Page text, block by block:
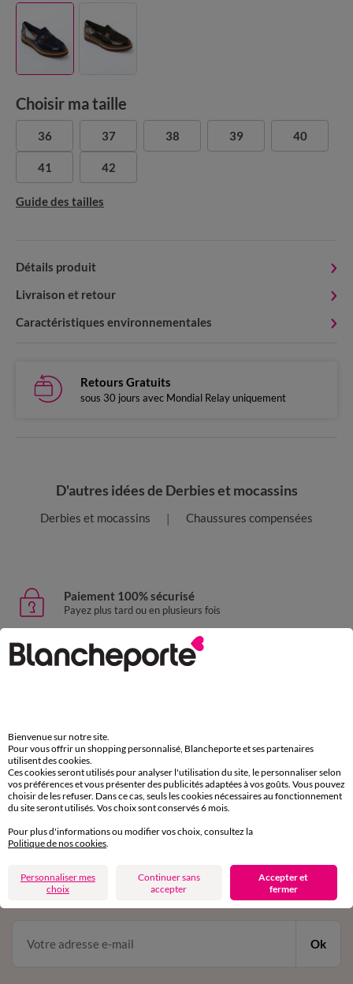
Choisir ma taille
36 37 38 39 40
41 42
Guide des tailles
Détails produit
Livraison et retour
Caractéristiques environnementales
Retours Gratuits
sous 30 jours avec Mondial Relay uniquement
D'autres idées de Derbies et mocassins
Derbies et mocassins Chaussures compensées
Paiement 100% sécurisé
Payez plus tard ou en plusieurs fois
Livraison express
domicile, relais, consignes automatiques
Service clients
par chat et par téléphone
de 8h00 à 20h00 du lundi au samedi
en vous inscrivant à la newsletter
dès 20€ d’achat
conditions dans votre email de confirmation
Ok
Bienvenue sur notre site.
Pour vous offrir un shopping personnalisé, Blancheporte et ses partenaires
utilisent des cookies.
Ces cookies seront utilisés pour analyser l'utilisation du site, le personnaliser selon
vos préférences et vous présenter des publicités adaptées à vos goûts. Vous pouvez
choisir de les refuser. Dans ce cas, seuls les cookies nécessaires au fonctionnement
du site seront utilisés. Vos choix sont conservés 6 mois.
Pour plus d'informations ou modifier vos choix, consultez la
Politique de nos cookies.
Personnaliser mes
choix
Continuer sans
accepter
Accepter et
fermer